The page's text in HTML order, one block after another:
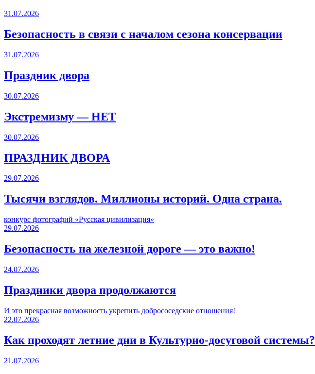
31.07.2026
Безопасность в связи с началом сезона консервации
31.07.2026
Праздник двора
30.07.2026
Экстремизму — НЕТ
30.07.2026
ПРАЗДНИК ДВОРА️
29.07.2026
Тысячи взглядов. Миллионы историй. Одна страна.
конкурс фотографий «Русская цивилизация»
29.07.2026
Безопасность на железной дороге — это важно!
24.07.2026
Праздники двора продолжаются
И это прекрасная возможность укрепить добрососедские отношения!
22.07.2026
Как проходят летние дни в Культурно-досуговой системы?
21.07.2026